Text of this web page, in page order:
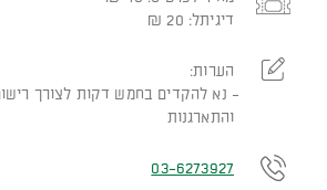
דיגיתל:
₪
הערות:
נא להקדים בחמש דקות לצורך
והתארגנות
03-6273927